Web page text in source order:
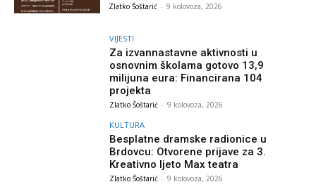
Zlatko Šoštarić - 9 kolovoza, 2026
VIJESTI
Za izvannastavne aktivnosti u
osnovnim školama gotovo 13,9
milijuna eura: Financirana 104
projekta
Zlatko Šoštarić - 9 kolovoza, 2026
KULTURA
Besplatne dramske radionice u
Brdovcu: Otvorene prijave za 3.
Kreativno ljeto Max teatra
Zlatko Šoštarić - 9 kolovoza, 2026